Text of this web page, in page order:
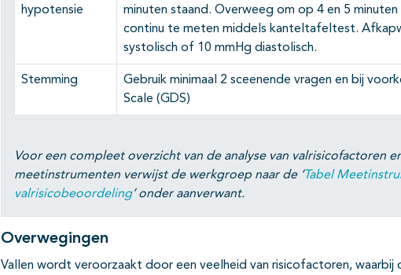
hypotensie
minuten staand. Overweeg om op 4 en 5
continu te meten middels kanteltafeltest.
systolisch of 10 mmHg diastolisch.
Stemming
Gebruik minimaal 2 sceenende vragen en bij
Scale (GDS)
Voor een compleet overzicht van de analyse van valrisicofactoren
meetinstrumenten verwijst de werkgroep naar de ‘Tabel
valrisicobeoordeling’ onder aanverwant.
Overwegingen
Vallen wordt veroorzaakt door een veelheid van risicofactoren, waarbij